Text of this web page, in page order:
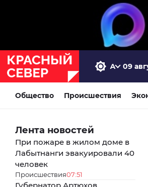
09
Общество Происшествия
Лента новостей
При пожаре в жилом доме в
Лабытнанги эвакуировали 40
человек
Происшествия07:51
Губернатор Артюхов